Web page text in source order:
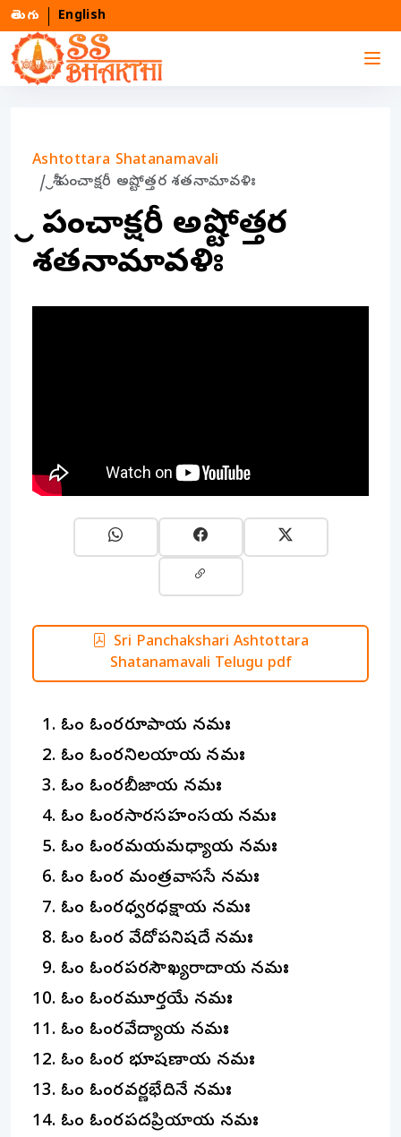
తెలుగు English
Ashtottara Shatanamavali
శ్రీ పంచాక్షరీ అష్టోత్తర శతనామావళిః
శ్రీ పంచాక్షరీ అష్టోత్తర
శతనామావళిః
Sri Panchakshari Ashtottara
Shatanamavali Telugu pdf
ఓం ఓంకారరూపాయ నమః
ఓం ఓంకారనిలయాయ నమః
ఓం ఓంకారబీజాయ నమః
ఓం ఓంకారసారసహంసకాయ నమః
ఓం ఓంకారమయమధ్యాయ నమః
ఓం ఓంకార మంత్రవాససే నమః
ఓం ఓంకారధ్వరధక్షాయ నమః
ఓం ఓంకార వేదోపనిషదే నమః
ఓం ఓంకారపరసౌఖ్యరాదాయ నమః
ఓం ఓంకారమూర్తయే నమః
ఓం ఓంకారవేద్యాయ నమః
ఓం ఓంకార భూషణాయ నమః
ఓం ఓంకారవర్ణభేదినే నమః
ఓం ఓంకారపదప్రియాయ నమః